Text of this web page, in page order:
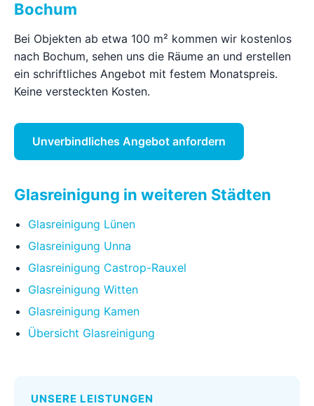
Bochum
Bei Objekten ab etwa 100 m² kommen wir kostenlos
nach Bochum, sehen uns die Räume an und erstellen
ein schriftliches Angebot mit festem Monatspreis.
Keine versteckten Kosten.
Unverbindliches Angebot anfordern
Glasreinigung in weiteren Städten
Glasreinigung Lünen
Glasreinigung Unna
Glasreinigung Castrop-Rauxel
Glasreinigung Witten
Glasreinigung Kamen
Übersicht Glasreinigung
UNSERE LEISTUNGEN